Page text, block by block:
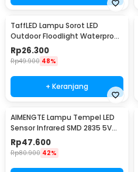
TaffLED Lampu Sorot LED
Outdoor Floodlight Waterproof
Cool White 50W - A8
Rp26.300
Rp49.900 48%
+ Keranjang
AIMENGTE Lampu Tempel LED
Sensor Infrared SMD 2835 5V
50cm - D2835
Rp47.600
Rp80.900 42%